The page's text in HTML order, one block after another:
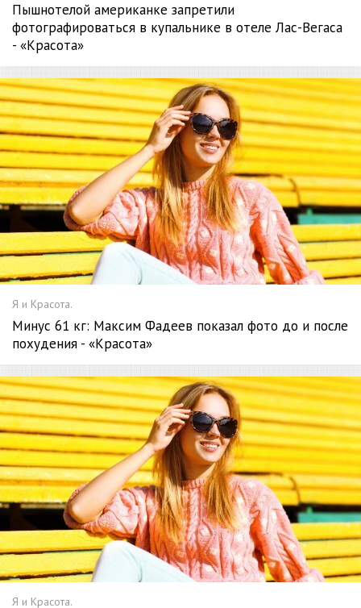
Пышнотелой американке запретили
фотографироваться в купальнике в отеле Лас-Вегаса
- «Красота»
Я и Красота.
Минус 61 кг: Максим Фадеев показал фото до и после
похудения - «Красота»
Я и Красота.